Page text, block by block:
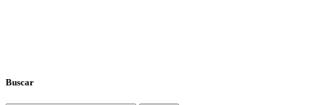
Buscar